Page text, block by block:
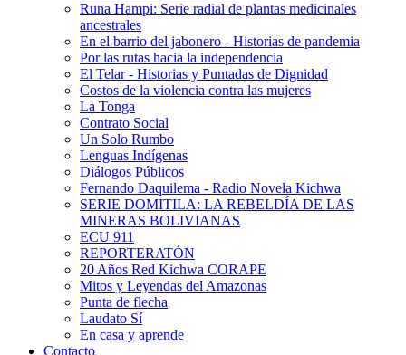
Runa Hampi: Serie radial de plantas medicinales
ancestrales
En el barrio del jabonero - Historias de pandemia
Por las rutas hacia la independencia
El Telar - Historias y Puntadas de Dignidad
Costos de la violencia contra las mujeres
La Tonga
Contrato Social
Un Solo Rumbo
Lenguas Indígenas
Diálogos Públicos
Fernando Daquilema - Radio Novela Kichwa
SERIE DOMITILA: LA REBELDÍA DE LAS
MINERAS BOLIVIANAS
ECU 911
REPORTERATÓN
20 Años Red Kichwa CORAPE
Mitos y Leyendas del Amazonas
Punta de flecha
Laudato Sí
En casa y aprende
Contacto